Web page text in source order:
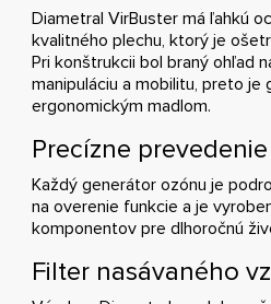
Diametral VirBuster má ľahkú
kvalitného plechu, ktorý je
Pri konštrukcii bol braný ohľad
manipuláciu a mobilitu, preto je
ergonomickým madlom.
Precízne prevedenie
Každý generátor ozónu je
na overenie funkcie a je
komponentov pre dlhoročnú
Filter nasávaného